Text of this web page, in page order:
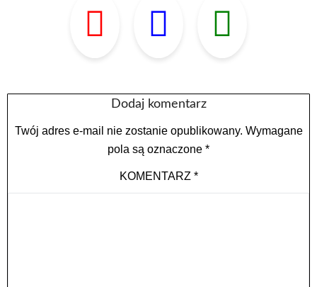
Dodaj komentarz
Twój adres e-mail nie zostanie opublikowany. Wymagane
pola są oznaczone *
KOMENTARZ *